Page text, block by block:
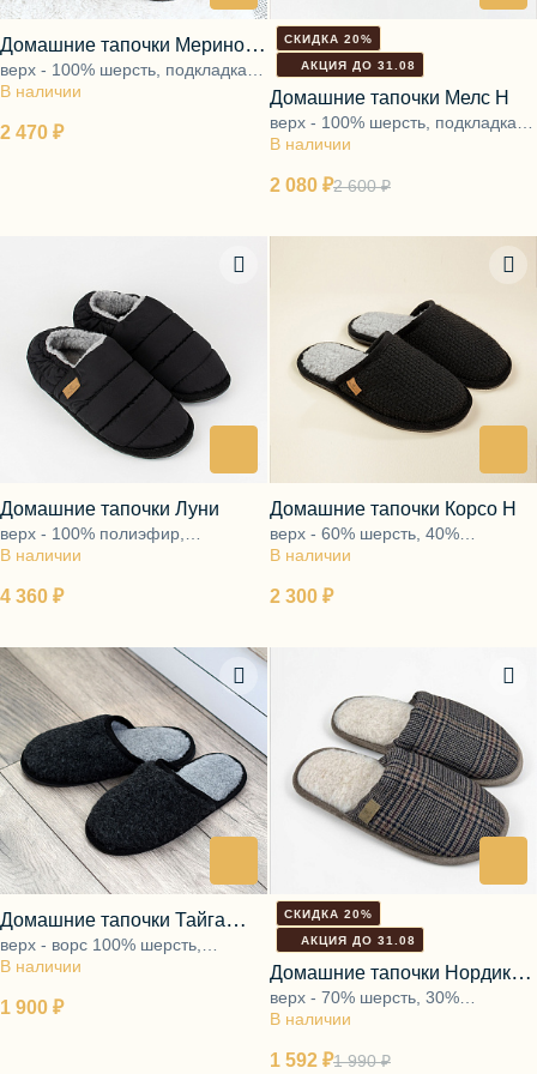
2 470 ₽
В наличии
Домашние тапочки Меринос
бежевый
верх - 100% шерсть, подкладка -
ворс 100% шерсть, подошва -
СКИДКА 20%
АКЦИЯ ДО 31.08
2 080 ₽2 600 ₽
В наличии
Домашние тапочки Мелс Н
верх - 100% шерсть, подкладка -
ворс 100% шерсть, подошва -
4 360 ₽
В наличии
Домашние тапочки Луни
верх - 100% полиэфир,
подкладка - ворс 100% шерсть,
2 300 ₽
В наличии
Домашние тапочки Корсо Н
верх - 60% шерсть, 40%
полиэфир, подкладка - ворс
1 900 ₽
В наличии
Домашние тапочки Тайга
серый
верх - ворс 100% шерсть,
подкладка - ворс 100% шерсть,
СКИДКА 20%
АКЦИЯ ДО 31.08
1 592 ₽1 990 ₽
В наличии
Домашние тапочки Нордик
бежевая клетка
верх - 70% шерсть, 30%
полиэфир, подкладка - ворс